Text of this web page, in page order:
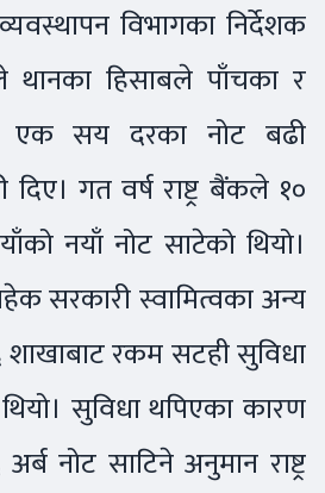
विभागका निर्देशक
थानका हिसाबले पाँचका र
एक सय दरका नोट बढी
दिए। गत वर्ष राष्ट्र बैंकले १०
नयाँ नोट साटेको थियो।
सरकारी स्वामित्वका अन्य
रकम सटही सुविधा
सुविधा थपिएका कारण
नोट साटिने अनुमान राष्ट्र